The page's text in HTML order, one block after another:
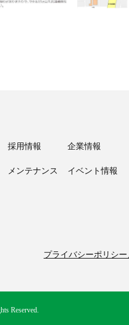
採用情報 企業情報
メンテナンス イベント情報
プライバシーポリシー
Reserved.